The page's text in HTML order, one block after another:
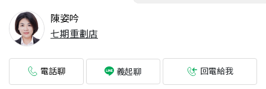
陳姿吟
七期重劃店
電話聊 義起聊 回電給我